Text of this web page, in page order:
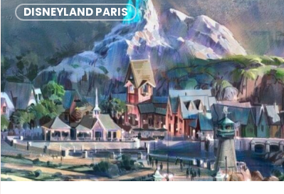
DISNEYLAND PARIS
of
Frozen
in
Disneyland®
Paris:
Alles
wat
je
moet
weten